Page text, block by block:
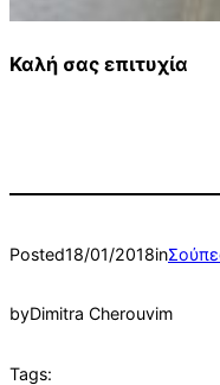
Καλή σας επιτυχία
Posted18/01/2018in
byDimitra Cherouvim
Tags: